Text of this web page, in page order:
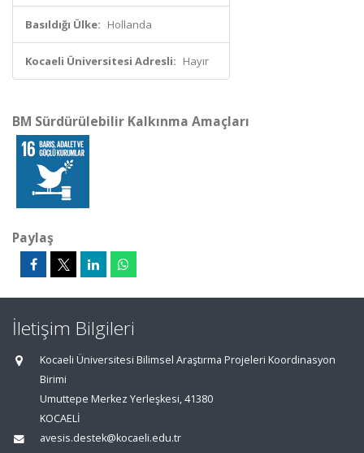
Basıldığı Ülke: Hollanda
Kocaeli Üniversitesi Adresli: Hayır
BM Sürdürülebilir Kalkınma Amaçları
Paylaş
İletişim Bilgileri
Kocaeli Üniversitesi Bilimsel Araştırma Projeleri Koordinasyon
Birimi
Umuttepe Merkez Yerleşkesi, 41380
KOCAELİ
avesis.destek@kocaeli.edu.tr